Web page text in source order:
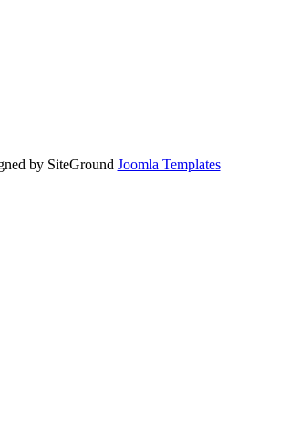
by SiteGround Joomla Templates